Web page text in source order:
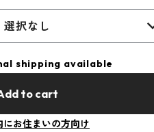
選択なし
shipping available
to cart
にお住まいの方向け